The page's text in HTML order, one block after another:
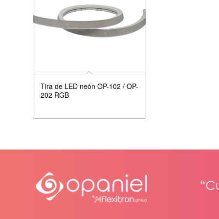
Tira de LED neón OP-102 / OP-
202 RGB